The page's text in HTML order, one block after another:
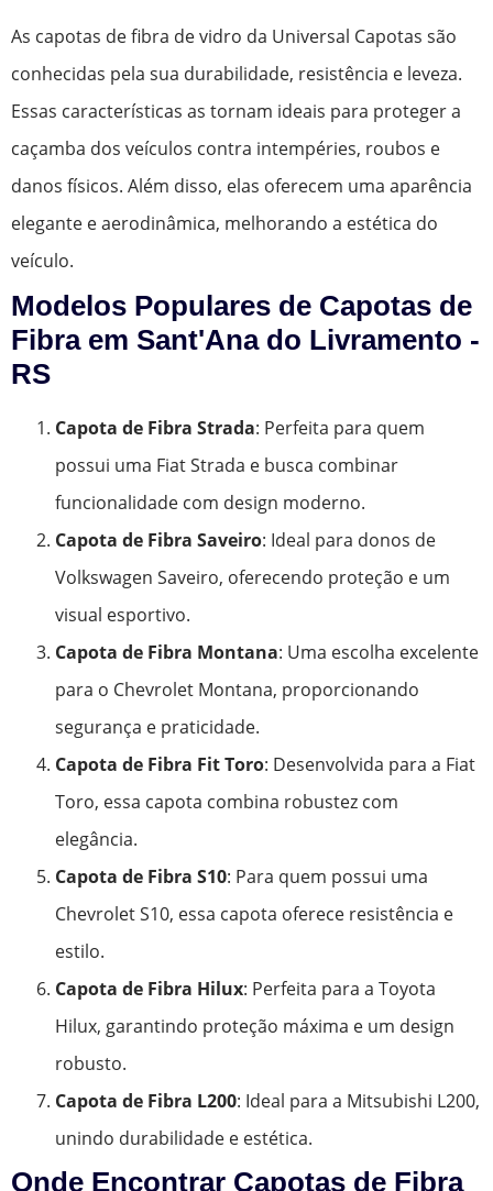
As capotas de fibra de vidro da Universal Capotas são
conhecidas pela sua durabilidade, resistência e leveza.
Essas características as tornam ideais para proteger a
caçamba dos veículos contra intempéries, roubos e
danos físicos. Além disso, elas oferecem uma aparência
elegante e aerodinâmica, melhorando a estética do
veículo.
Modelos Populares de Capotas de
Fibra em Sant'Ana do Livramento -
RS
Capota de Fibra Strada: Perfeita para quem
possui uma Fiat Strada e busca combinar
funcionalidade com design moderno.
Capota de Fibra Saveiro: Ideal para donos de
Volkswagen Saveiro, oferecendo proteção e um
visual esportivo.
Capota de Fibra Montana: Uma escolha excelente
para o Chevrolet Montana, proporcionando
segurança e praticidade.
Capota de Fibra Fit Toro: Desenvolvida para a Fiat
Toro, essa capota combina robustez com
elegância.
Capota de Fibra S10: Para quem possui uma
Chevrolet S10, essa capota oferece resistência e
estilo.
Capota de Fibra Hilux: Perfeita para a Toyota
Hilux, garantindo proteção máxima e um design
robusto.
Capota de Fibra L200: Ideal para a Mitsubishi L200,
unindo durabilidade e estética.
Onde Encontrar Capotas de Fibra